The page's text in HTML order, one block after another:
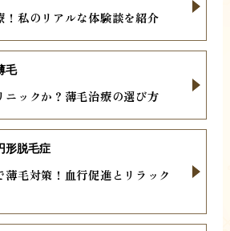
！私のリアルな体験談を紹介
ニックか？薄毛治療の選び方
毛
毛対策！血行促進とリラック
形脱毛症